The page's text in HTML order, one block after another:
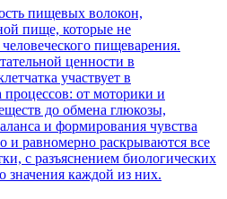
пищевых волокон,
пище, которые не
пищеварения.
ценности в
участвует в
процессов: от моторики и
до обмена глюкозы,
и формирования чувства
равномерно раскрываются все
с разъяснением биологических
значения каждой из них.